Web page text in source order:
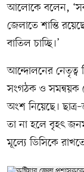
আলোকে বলেন,
জেলাতে শান্তি
বাতিল চাচ্ছি।’
আন্দোলনের নেতৃত্ব
সংগঠক ও সমন্বয়ক
অংশ নিয়েছে।
তা না হলে বৃহৎ
মূল্যে ডিসিকে